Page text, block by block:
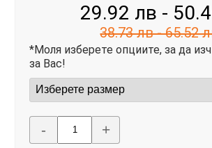
29.92 лв -
38.73 лв - 65.52
*Моля изберете опциите, за да
за Вас!
- +